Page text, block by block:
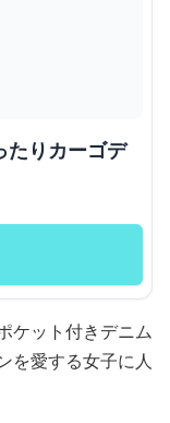
たりカーゴデ
ケット付きデニム
を愛する女子に人